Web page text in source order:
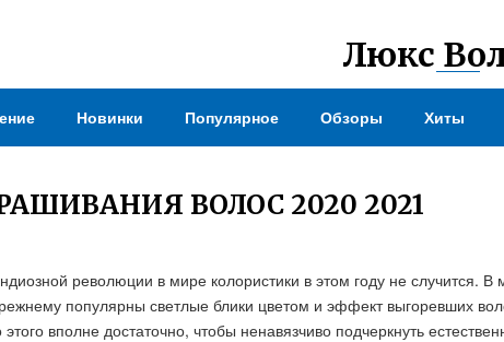
Люкс
Новинки Популярное Обзоры Хиты
ВОЛОС 2020 2021
революции в мире колористики в этом году не случится. В
популярны светлые блики цветом и эффект выгоревших
вполне достаточно, чтобы ненавязчиво подчеркнуть